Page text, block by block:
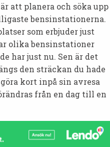
att planera och söka upp
bensinstationerna.
som erbjuder just
olika bensinstationer
har just nu. Sen är det
den sträckan du hade
kort inpå sin avresa
från en dag till en